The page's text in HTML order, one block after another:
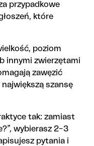
przypadkowe
które
poziom
innymi zwierzętami
zawęzić
szansę
tak: zamiast
wybierasz 2–3
pytania i